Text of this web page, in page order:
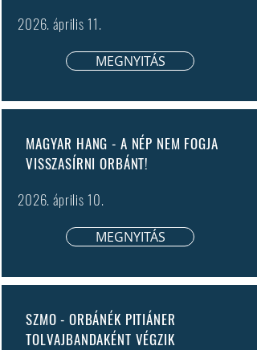
2026. április 11.
MEGNYITÁS
MAGYAR HANG - A NÉP NEM FOGJA
VISSZASÍRNI ORBÁNT!
2026. április 10.
MEGNYITÁS
SZMO - ORBÁNÉK PITIÁNER
TOLVAJBANDAKÉNT VÉGZIK